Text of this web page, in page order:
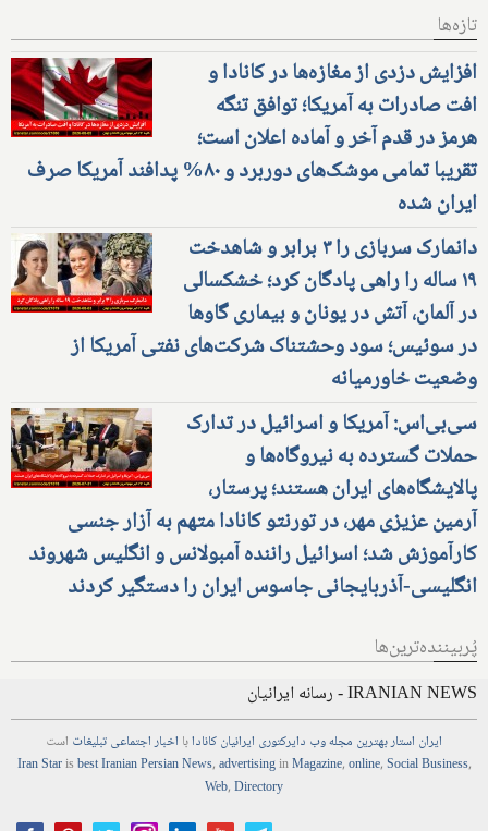
تازه‌ها
افزایش دزدی از مغازه‌ها در کانادا و
افت صادرات به آمریکا؛ توافق تنگه
هرمز در قدم آخر و آماده اعلان است؛
تقریبا تمامی موشک‌های دوربرد و ۸۰% پدافند آمریکا صرف
ایران شده
دانمارک سربازی را ۳ برابر و شاهدخت
۱۹ ساله را راهی پادگان کرد؛ خشکسالی
در آلمان، آتش در یونان و بیماری گاوها
در سوئیس؛ سود وحشتناک شرکت‌های نفتی آمریکا از
وضعیت خاورمیانه
سی‌بی‌اس: آمریکا و اسرائیل در تدارک
حملات گسترده به نیروگاه‌ها و
پالایشگاه‌های ایران هستند؛ پرستار،
آرمین عزیزی مهر، در تورنتو کانادا متهم به آزار جنسی
کارآموزش شد؛ اسرائیل راننده آمبولانس و انگلیس شهروند
انگلیسی-آذربایجانی جاسوس ایران را دستگیر کردند
پُربیننده‌ترین‌ها
IRANIAN NEWS - رسانه ایرانیان
ایران استاربهترین مجلهوب دایرکتوری ایرانیان کانادابا اخباراجتماعیتبلیغات است
Iran Starisbest Iranian PersianNews,advertisinginMagazine,online,Social Business,
Web,Directory